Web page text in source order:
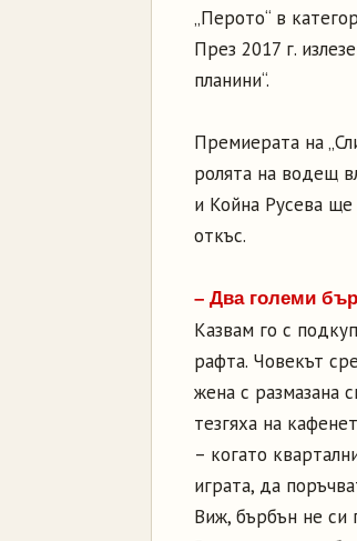
„Перото“ в
През 2017 г.
планини“.
Премиерата на
ролята на водещ
и Койна Русева
откъс.
– Два големи
Казвам го с
рафта. Човекът
жена с размазана
тезгяха на
– когато
играта, да
Виж, бърбън не си